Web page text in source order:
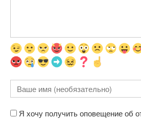
Я хочу получить оповещение об